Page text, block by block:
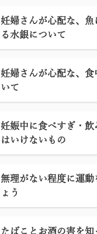
妊婦さんが心配な、魚
る水銀について
妊婦さんが心配な、食
いて
妊娠中に食べすぎ・飲
はいけないもの
無理がない程度に運動
ょう
たばことお酒の害を知